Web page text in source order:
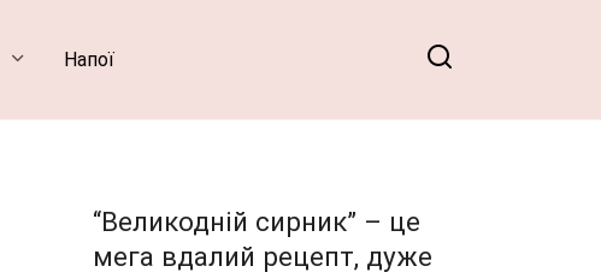
Напої
“Великодній сирник” – це
мега вдалий рецепт, дуже